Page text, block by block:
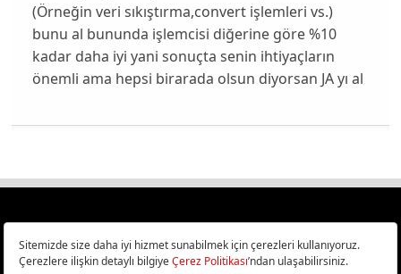
(Örneğin veri sıkıştırma,convert işlemleri vs.)
bunu al bununda işlemcisi diğerine göre %10
kadar daha iyi yani sonuçta senin ihtiyaçların
önemli ama hepsi birarada olsun diyorsan JA yı al
Türkiye